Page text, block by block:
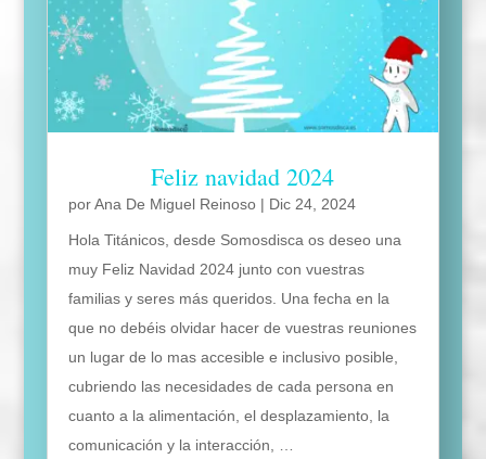
Feliz navidad 2024
porAna De Miguel Reinoso| Dic 24, 2024
Hola Titánicos, desde Somosdisca os deseo una
muy Feliz Navidad 2024 junto con vuestras
familias y seres más queridos. Una fecha en la
que no debéis olvidar hacer de vuestras reuniones
un lugar de lo mas accesible e inclusivo posible,
cubriendo las necesidades de cada persona en
cuanto a la alimentación, el desplazamiento, la
comunicación y la interacción, …